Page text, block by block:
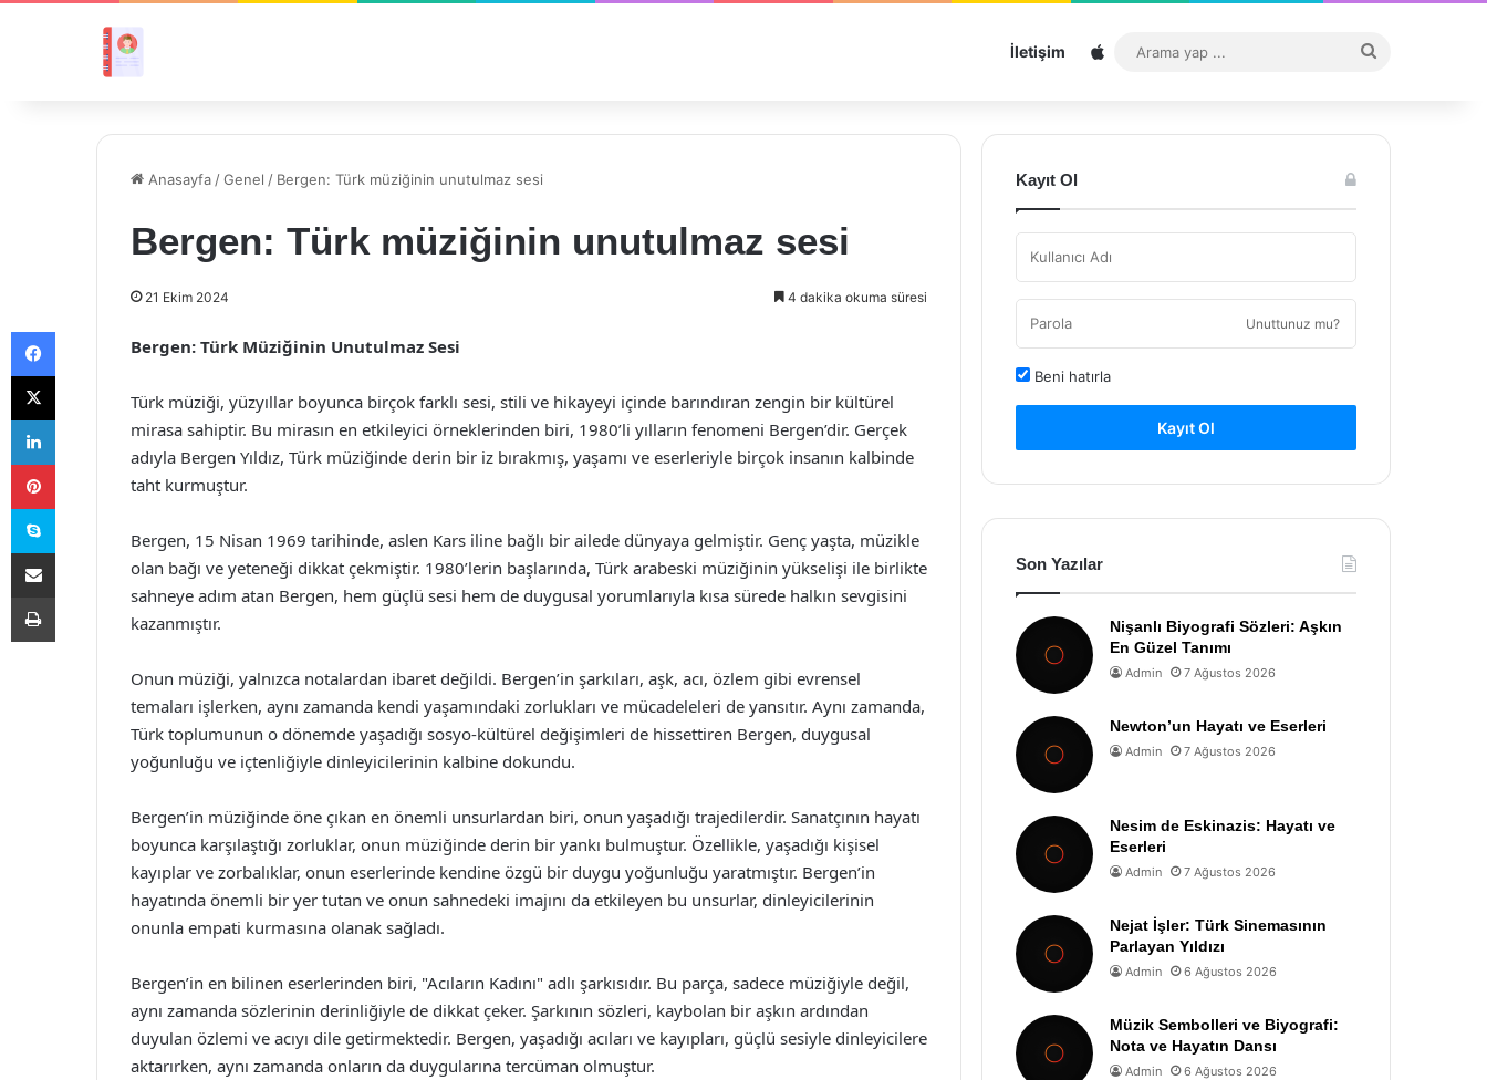
İletişim Sitemap
...
Anasayfa /Genel / Bergen: Türk müziğinin unutulmaz sesi
Bergen: Türk müziğinin unutulmaz sesi
21 Ekim 2024 4 dakika okuma süresi
Bergen: Türk Müziğinin Unutulmaz Sesi
Türk müziği, yüzyıllar boyunca birçok farklı sesi, stili ve hikayeyi içinde barındıran zengin bir kültürel
mirasa sahiptir. Bu mirasın en etkileyici örneklerinden biri, 1980’li yılların fenomeni Bergen’dir. Gerçek
adıyla Bergen Yıldız, Türk müziğinde derin bir iz bırakmış, yaşamı ve eserleriyle birçok insanın kalbinde
taht kurmuştur.
Bergen, 15 Nisan 1969 tarihinde, aslen Kars iline bağlı bir ailede dünyaya gelmiştir. Genç yaşta, müzikle
olan bağı ve yeteneği dikkat çekmiştir. 1980’lerin başlarında, Türk arabeski müziğinin yükselişi ile birlikte
sahneye adım atan Bergen, hem güçlü sesi hem de duygusal yorumlarıyla kısa sürede halkın sevgisini
kazanmıştır.
Onun müziği, yalnızca notalardan ibaret değildi. Bergen’in şarkıları, aşk, acı, özlem gibi evrensel
temaları işlerken, aynı zamanda kendi yaşamındaki zorlukları ve mücadeleleri de yansıtır. Aynı zamanda,
Türk toplumunun o dönemde yaşadığı sosyo-kültürel değişimleri de hissettiren Bergen, duygusal
yoğunluğu ve içtenliğiyle dinleyicilerinin kalbine dokundu.
Bergen’in müziğinde öne çıkan en önemli unsurlardan biri, onun yaşadığı trajedilerdir. Sanatçının hayatı
boyunca karşılaştığı zorluklar, onun müziğinde derin bir yankı bulmuştur. Özellikle, yaşadığı kişisel
kayıplar ve zorbalıklar, onun eserlerinde kendine özgü bir duygu yoğunluğu yaratmıştır. Bergen’in
hayatında önemli bir yer tutan ve onun sahnedeki imajını da etkileyen bu unsurlar, dinleyicilerinin
onunla empati kurmasına olanak sağladı.
Bergen’in en bilinen eserlerinden biri, "Acıların Kadını" adlı şarkısıdır. Bu parça, sadece müziğiyle değil,
aynı zamanda sözlerinin derinliğiyle de dikkat çeker. Şarkının sözleri, kaybolan bir aşkın ardından
duyulan özlemi ve acıyı dile getirmektedir. Bergen, yaşadığı acıları ve kayıpları, güçlü sesiyle dinleyicilere
aktarırken, aynı zamanda onların da duygularına tercüman olmuştur.
Kayıt Ol
Unuttunuz mu?
Beni hatırla
Kayıt Ol
Son Yazılar
Nişanlı Biyografi Sözleri: Aşkın
En Güzel Tanımı
Admin 7 Ağustos 2026
Newton’un Hayatı ve Eserleri
Admin 7 Ağustos 2026
Nesim de Eskinazis: Hayatı ve
Eserleri
Admin 7 Ağustos 2026
Nejat İşler: Türk Sinemasının
Parlayan Yıldızı
Admin 6 Ağustos 2026
Müzik Sembolleri ve Biyografi:
Nota ve Hayatın Dansı
Admin 6 Ağustos 2026
Facebook
X
LinkedIn
Pinterest
Skype
E-Posta ile paylaş